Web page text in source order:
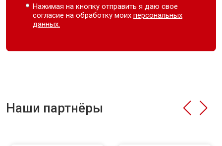
Нажимая на кнопку отправить я даю свое
согласие на обработку моихперсональных
данных.
Наши партнёры